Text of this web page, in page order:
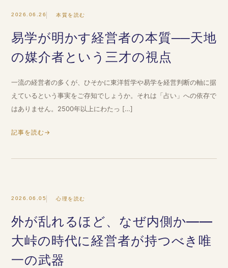
2026.06.26 本質を読む
易学が明かす経営者の本質──天地
の媒介者という三才の視点
一流の経営者の多くが、ひそかに東洋哲学や易学を経営判断の軸に据
えているという事実をご存知でしょうか。それは「占い」への依存で
はありません。2500年以上にわたっ […]
記事を読む→
2026.06.05 心理を読む
外が乱れるほど、なぜ内側か——
大峠の時代に経営者が持つべき唯
一の武器